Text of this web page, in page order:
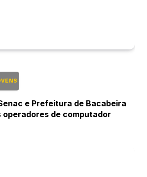
e Prefeitura de Bacabeira
de computador